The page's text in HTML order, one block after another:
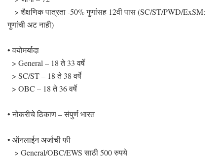
> शैक्षणिक पात्रता -50% गुणांसह 12वी पास (SC/ST/PWD/ExSM:
गुणांची अट नाही)
• वयोमर्यादा
> General – 18 ते 33 वर्षे
> SC/ST – 18 ते 38 वर्षे
> OBC – 18 ते 36 वर्षे
• नोकरीचे ठिकाण – संपुर्ण भारत
• ऑनलाईन अर्जाची फी
> General/OBC/EWS साठी 500 रुपये